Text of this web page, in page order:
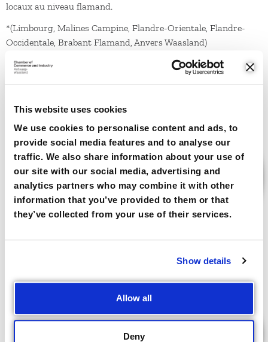
This website uses cookies
We use cookies to personalise content and ads, to
provide social media features and to analyse our
traffic. We also share information about your use of
our site with our social media, advertising and
analytics partners who may combine it with other
information that you’ve provided to them or that
they’ve collected from your use of their services.
Show details
Allow all
Deny
locaux au niveau flamand.
*(Limbourg, Malines Campine, Flandre-Orientale, Flandre-
Occidentale, Brabant Flamand, Anvers Waasland)
CE QUE NOUS FAISONS